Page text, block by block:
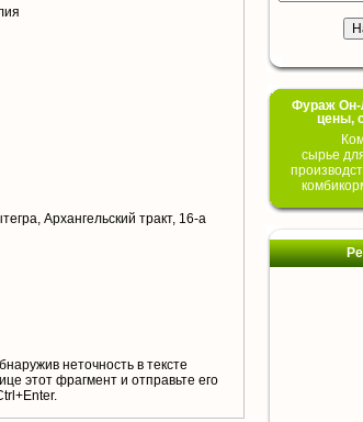
Архангельский тракт, 16-а
неточность в тексте
этот фрагмент и отправьте его
Фураж Он-
цены,
сырье